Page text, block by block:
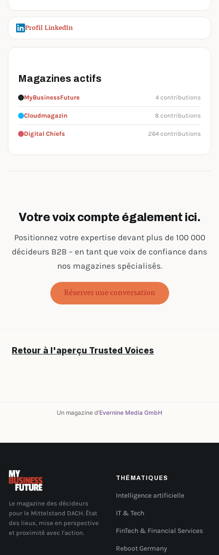
Profil LinkedIn
Magazines actifs
MyBusinessFuture 4 contributions
Cloudmagazin 8 contributions
Digital Chiefs 264 contributions
Votre voix compte également ici.
Positionnez votre expertise devant plus de 100 000
décideurs B2B – en tant que voix de confiance dans
nos magazines spécialisés.
Réserver une conversation
Retour à l'aperçu Trusted Voices
Un magazine d'Evernine Media GmbH
Le magazine des décideurs
pour le Mittelstand DACH. État
des lieux, mise en perspective
et proximité avec l'action.
THÉMATIQUES
Intelligence artificielle
IT & Tech
FinTech & Financial Services
Reboot Germany